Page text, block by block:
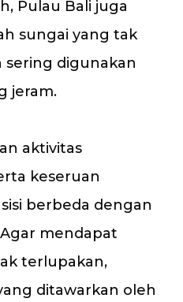
Pulau Bali juga
sungai yang tak
sering digunakan
jeram.
aktivitas
keseruan
berbeda dengan
mendapat
terlupakan,
ditawarkan oleh